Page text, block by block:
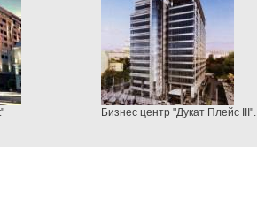
Бизнес центр "Дукат Плейс III".